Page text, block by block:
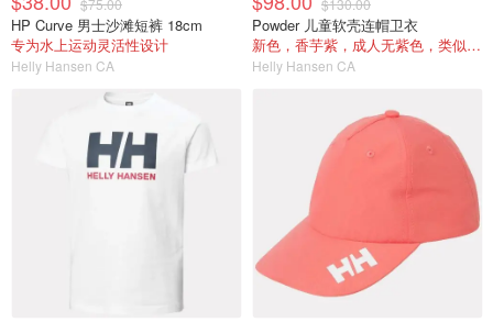
$75.00
HP Curve 男士沙滩短裤 18cm
专为水上运动灵活性设计
Helly Hansen CA
$130.00
Powder 儿童软壳连帽卫衣
新色，香芋紫，成人无紫色，类似款$165
Helly Hansen CA